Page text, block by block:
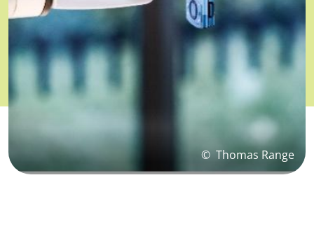
© Thomas Range